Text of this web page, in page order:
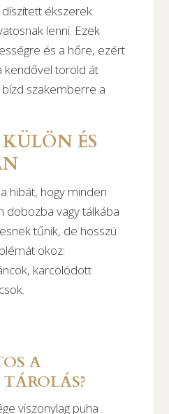
ékszerek
lenni. Ezek
és a hőre, ezért
kendővel töröld át
szakemberre a
ÉS
hibát, hogy minden
dobozba vagy tálkába
tűnik, de hosszú
okoz:
karcolódott
A
viszonylag puha